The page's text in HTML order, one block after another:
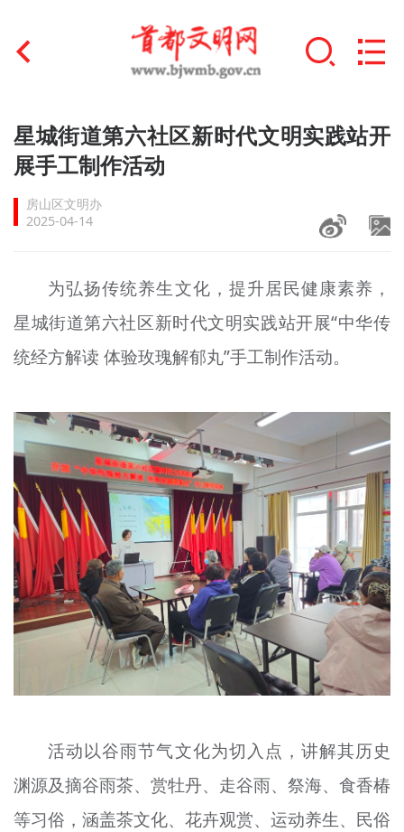
首页
文明创建
文明实践
未成年人思想道德建设
榜样人物
+
文明评论
北京宣传文化引导基金
宣传思想文化人才
专题
资料库
+
星城街道第六社区新时代文明实践站开
展手工制作活动
房山区文明办
2025-04-14
为弘扬传统养生文化，提升居民健康素养，
星城街道第六社区新时代文明实践站开展“中华传
统经方解读 体验玫瑰解郁丸”手工制作活动。
活动以谷雨节气文化为切入点，讲解其历史
渊源及摘谷雨茶、赏牡丹、走谷雨、祭海、食香椿
等习俗，涵盖茶文化、花卉观赏、运动养生、民俗